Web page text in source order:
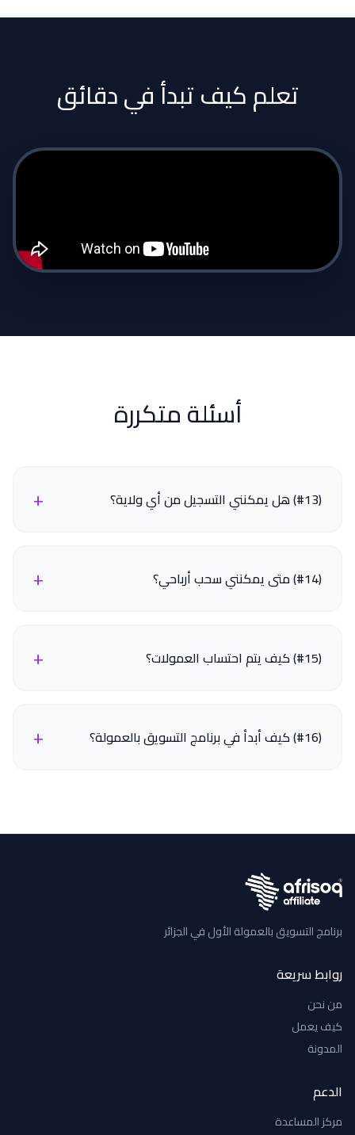
تعلم كيف تبدأ في دقائق
أسئلة متكررة
(#13) هل يمكنني التسجيل من أي ولاية؟ +
(#14) متى يمكنني سحب أرباحي؟ +
(#15) كيف يتم احتساب العمولات؟ +
(#16) كيف أبدأ في برنامج التسويق بالعمولة؟ +
برنامج التسويق بالعمولة الأول في الجزائر
روابط سريعة
من نحن
كيف يعمل
المدونة
الدعم
مركز المساعدة